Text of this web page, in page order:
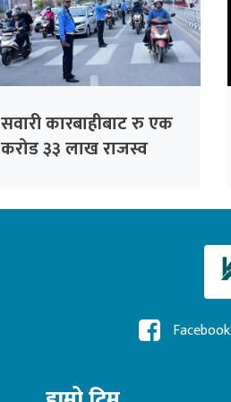
सवारी कारबाहीबाट रु एक
करोड ३३ लाख राजस्व
Facebook